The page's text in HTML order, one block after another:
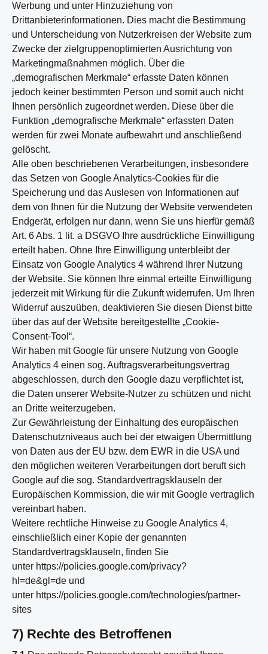
Werbung und unter Hinzuziehung von
Drittanbieterinformationen. Dies macht die Bestimmung
und Unterscheidung von Nutzerkreisen der Website zum
Zwecke der zielgruppenoptimierten Ausrichtung von
Marketingmaßnahmen möglich. Über die
„demografischen Merkmale“ erfasste Daten können
jedoch keiner bestimmten Person und somit auch nicht
Ihnen persönlich zugeordnet werden. Diese über die
Funktion „demografische Merkmale“ erfassten Daten
werden für zwei Monate aufbewahrt und anschließend
gelöscht.
Alle oben beschriebenen Verarbeitungen, insbesondere
das Setzen von Google Analytics-Cookies für die
Speicherung und das Auslesen von Informationen auf
dem von Ihnen für die Nutzung der Website verwendeten
Endgerät, erfolgen nur dann, wenn Sie uns hierfür gemäß
Art. 6 Abs. 1 lit. a DSGVO Ihre ausdrückliche Einwilligung
erteilt haben. Ohne Ihre Einwilligung unterbleibt der
Einsatz von Google Analytics 4 während Ihrer Nutzung
der Website. Sie können Ihre einmal erteilte Einwilligung
jederzeit mit Wirkung für die Zukunft widerrufen. Um Ihren
Widerruf auszuüben, deaktivieren Sie diesen Dienst bitte
über das auf der Website bereitgestellte „Cookie-
Consent-Tool“.
Wir haben mit Google für unsere Nutzung von Google
Analytics 4 einen sog. Auftragsverarbeitungsvertrag
abgeschlossen, durch den Google dazu verpflichtet ist,
die Daten unserer Website-Nutzer zu schützen und nicht
an Dritte weiterzugeben.
Zur Gewährleistung der Einhaltung des europäischen
Datenschutzniveaus auch bei der etwaigen Übermittlung
von Daten aus der EU bzw. dem EWR in die USA und
den möglichen weiteren Verarbeitungen dort beruft sich
Google auf die sog. Standardvertragsklauseln der
Europäischen Kommission, die wir mit Google vertraglich
vereinbart haben.
Weitere rechtliche Hinweise zu Google Analytics 4,
einschließlich einer Kopie der genannten
Standardvertragsklauseln, finden Sie
unter https://policies.google.com/privacy?
hl=de&gl=de und
unter https://policies.google.com/technologies/partner-
sites
7) Rechte des Betroffenen